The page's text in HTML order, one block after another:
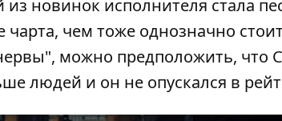
новинок исполнителя стала
чарта, чем тоже однозначно
можно предположить, что
людей и он не опускался в